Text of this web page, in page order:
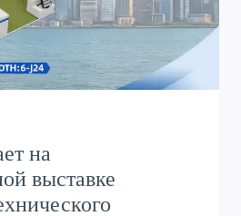
ZGSM,
РАБОТАЮЩИХ
НА
СОЛНЕЧНОЙ
на
выставке